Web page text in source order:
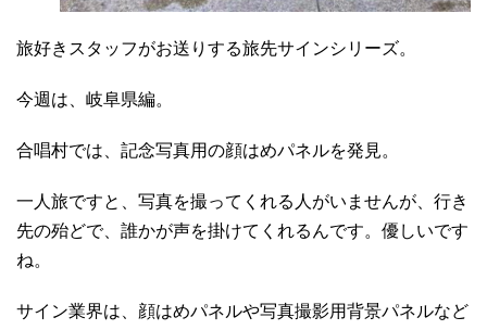
旅好きスタッフがお送りする旅先サインシリーズ。
今週は、岐阜県編。
合唱村では、記念写真用の顔はめパネルを発見。
一人旅ですと、写真を撮ってくれる人がいませんが、行き
先の殆どで、誰かが声を掛けてくれるんです。優しいです
ね。
サイン業界は、顔はめパネルや写真撮影用背景パネルなど